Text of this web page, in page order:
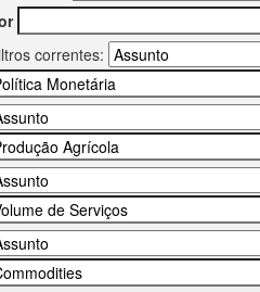
correntes: